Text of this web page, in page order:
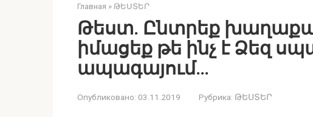
Главная » ԹԵՍՏԵՐ
Թեստ. Ընտրեք
իմացեք թե ինչ է Ձեզ
ապագայում…
Опубликовано: 03.11.2019 Рубрика: ԹԵՍՏԵՐ